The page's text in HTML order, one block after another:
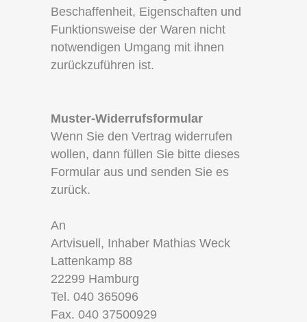
Beschaffenheit, Eigenschaften und
Funktionsweise der Waren nicht
notwendigen Umgang mit ihnen
zurückzuführen ist.
Muster-Widerrufsformular
Wenn Sie den Vertrag widerrufen
wollen, dann füllen Sie bitte dieses
Formular aus und senden Sie es
zurück.
An
Artvisuell, Inhaber Mathias Weck
Lattenkamp 88
22299 Hamburg
Tel. 040 365096
Fax. 040 37500929